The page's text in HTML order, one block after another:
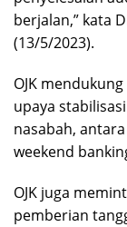
berjalan,” kata
(13/5/2023).
OJK
upaya
nasabah,
weekend
OJK juga
pemberian